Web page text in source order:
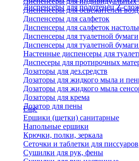
Диспенсеры для полотенец Z-
Диспенсеры для освежителей
Диспенсеры для салфеток
Диспенсеры для салфеток
Диспенсеры для туалетной бумаги
Диспенсеры для туалетной
Настенные диспенсеры для
Диспесеры для протирочных
Дозаторы для дез.средств
Дозаторы для жидкого мыла и
Дозаторы для жидкого мыла
Дозаторы для крема
Дозатор для пены
Еще
Ершики (щетки) санитарные
Напольные ершики
Крючки, полки, зеркала
Сеточки и таблетки для писсуаров
Сушилки для рук, фены